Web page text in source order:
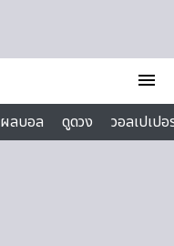
menu
ผลบอล ดูดวง
วอลเปเป